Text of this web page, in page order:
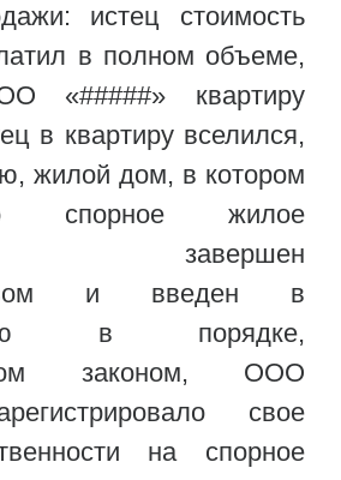
истец стоимость
в полном объеме,
«#####» квартиру
в квартиру вселился,
жилой дом, в котором
спорное жилое
завершен
и введен в
в порядке,
законом, ООО
свое
на спорное